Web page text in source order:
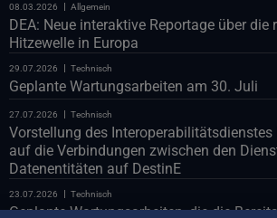
08.03.2026 Allgemein
DEA: Neue interaktive Reportage über die
Hitzewelle in Europa
29.07.2026 Technisch
Geplante Wartungsarbeiten am 30. Juli
27.07.2026 Technisch
Vorstellung des Interoperabilitätsdienstes
auf die Verbindungen zwischen den
Datenentitäten auf DestinE
23.07.2026 Technisch
Geplante Wartungsarbeiten, die die